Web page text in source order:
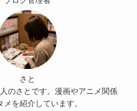
さと
のさとです。漫画やアニメ関係
メを紹介しています。